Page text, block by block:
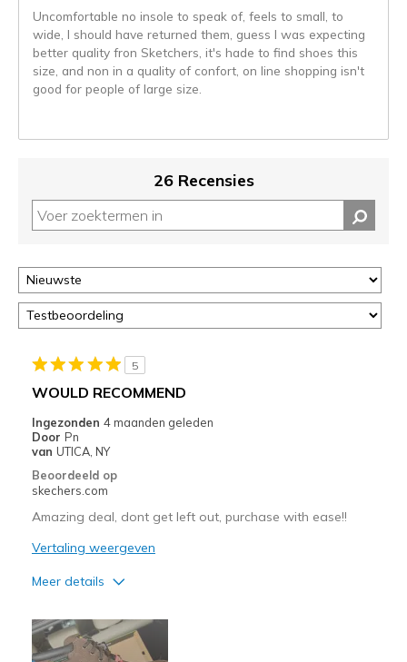
de
niejee
page_id.
kunt
status
controleren
op
page
of
door
<a
de
page
met
de
migratiegeschiedenis
van
de
page_id
Uncomfortable no insole to speak of, feels to small, to
wide, I should have returned them, guess I was expecting
better quality fron Sketchers, it's hade to find shoes this
size, and non in a quality of confort, on line shopping isn't
good for people of large size.
26 Recensies
5
WOULD RECOMMEND
Ingezonden 4 maanden geleden
Door Pn
van UTICA, NY
Beoordeeld op
skechers.com
Amazing deal, dont get left out, purchase with ease!!
Vertaling weergeven
Meer details
Attractive Design